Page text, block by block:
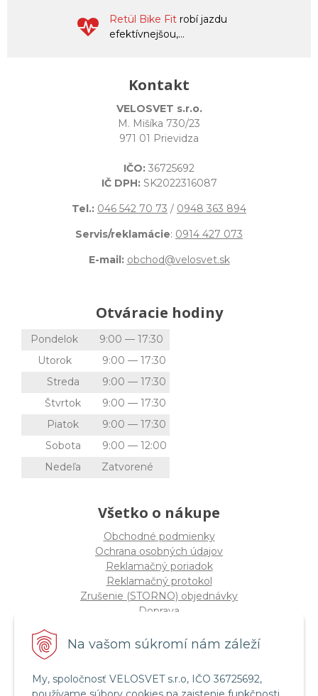
Na vašom súkromí nám záleží
My, spoločnosť VELOSVET s.r.o, IČO 36725692,
Retül Bike Fit robí jazdu
efektívnejšou,...
Kontakt
VELOSVET s.r.o.
M. Mišíka 730/23
971 01 Prievidza
IČO: 36725692
IČ DPH: SK2022316087
Tel.: 046 542 70 73 / 0948 363 894
Servis/reklamácie: 0914 427 073
E-mail: obchod@velosvet.sk
Otváracie hodiny
Pondelok
9:00 — 17:30
Utorok
9:00 — 17:30
Streda
9:00 — 17:30
Štvrtok
9:00 — 17:30
Piatok
9:00 — 17:30
Sobota
9:00 — 12:00
Nedeľa
Zatvorené
Všetko o nákupe
Obchodné podmienky
Ochrana osobných údajov
Reklamačný poriadok
Reklamačný protokol
Zrušenie (STORNO) objednávky
Doprava
Štatút súťaže "Vianoce 2025"
Servis a služby